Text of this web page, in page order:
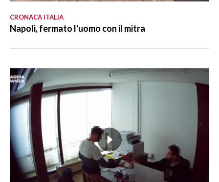
CRONACA ITALIA
Napoli, fermato l'uomo con il mitra